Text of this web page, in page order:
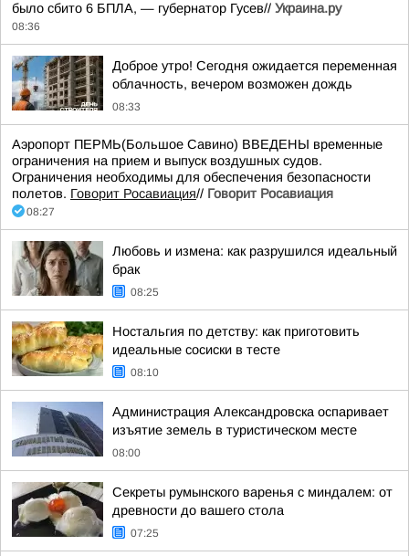
было сбито 6 БПЛА, — губернатор Гусев// Украина.ру
08:36
Доброе утро! Сегодня ожидается переменная
облачность, вечером возможен дождь
08:33
Аэропорт ПЕРМЬ(Большое Савино) ВВЕДЕНЫ временные
ограничения на прием и выпуск воздушных судов.
Ограничения необходимы для обеспечения безопасности
полетов. Говорит Росавиация// Говорит Росавиация
08:27
Любовь и измена: как разрушился идеальный
брак
08:25
Ностальгия по детству: как приготовить
идеальные сосиски в тесте
08:10
Администрация Александровска оспаривает
изъятие земель в туристическом месте
08:00
Секреты румынского варенья с миндалем: от
древности до вашего стола
07:25